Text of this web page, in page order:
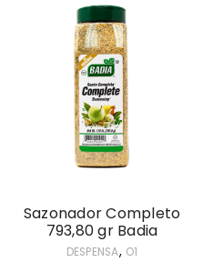
DESPENSA, O1
Sazonador Completo
793,80 gr Badia